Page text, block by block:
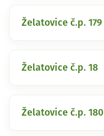
Želatovice č.p. 179
Želatovice č.p. 18
Želatovice č.p. 180